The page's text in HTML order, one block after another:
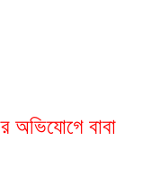
অভিযোগে বাবা